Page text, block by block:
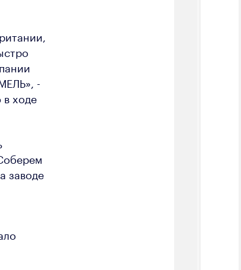
-
ходе
заводе